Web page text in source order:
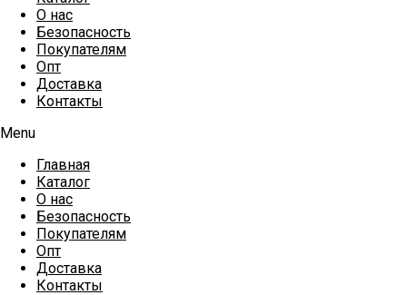
О нас
Безопасность
Покупателям
Опт
Доставка
Контакты
Menu
Главная
Каталог
О нас
Безопасность
Покупателям
Опт
Доставка
Контакты